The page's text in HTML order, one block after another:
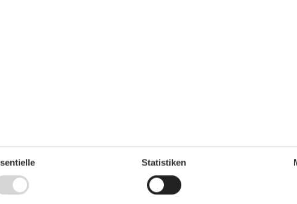
Leben im Freien hier zu etwas ganz Besonderem. Auf der Terrasse
über dem Kleinen Belt beobachten – und später am Tag den Grill
möchtest, sind es nur wenige Schritte bis zum Strand, wo du ein
entlang der Küste unternehmen kannst. Der Strand ist
ideal für Familien mit kleinen Kindern. Auch der Wald liegt ganz in
in der Natur genießen kannst.
Kleinen Belt, in dem Strand, Wald und eine ruhige Atmosphäre die
Ferienhaus aus kannst du einen Ausflug zur Skamlingsbanke
Aussichtspunkten begeistert, oder die historische UNESCO-Stadt
Gassen und den traditionsreichen Honigkuchen. Ob Kultur, Natur
dabei.
Statistiken